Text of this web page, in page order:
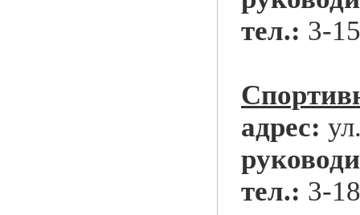
тел.: 3-
адрес:
тел.: 3-